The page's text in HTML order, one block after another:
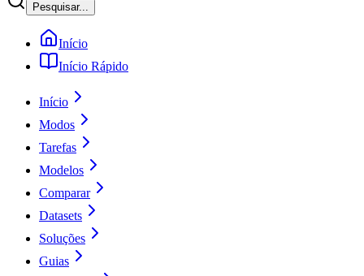
Pesquisar...
Início
Início Rápido
Início
Modos
Tarefas
Modelos
Comparar
Datasets
Soluções
Guias